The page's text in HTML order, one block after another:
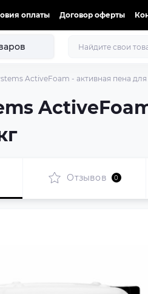
оплаты Договор оферты
ActiveFoam - активная пена
Отзывов 0